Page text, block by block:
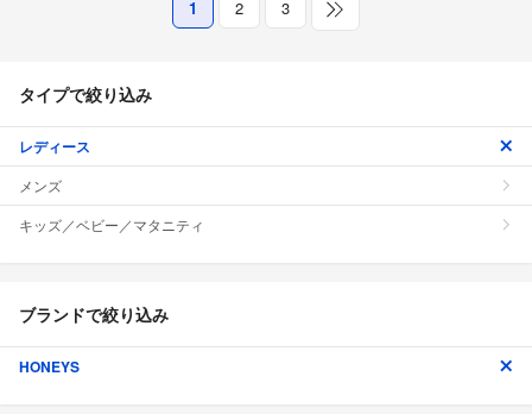
1 2 3
タイプで絞り込み
レディース
メンズ
キッズ／ベビー／マタニティ
ブランドで絞り込み
HONEYS